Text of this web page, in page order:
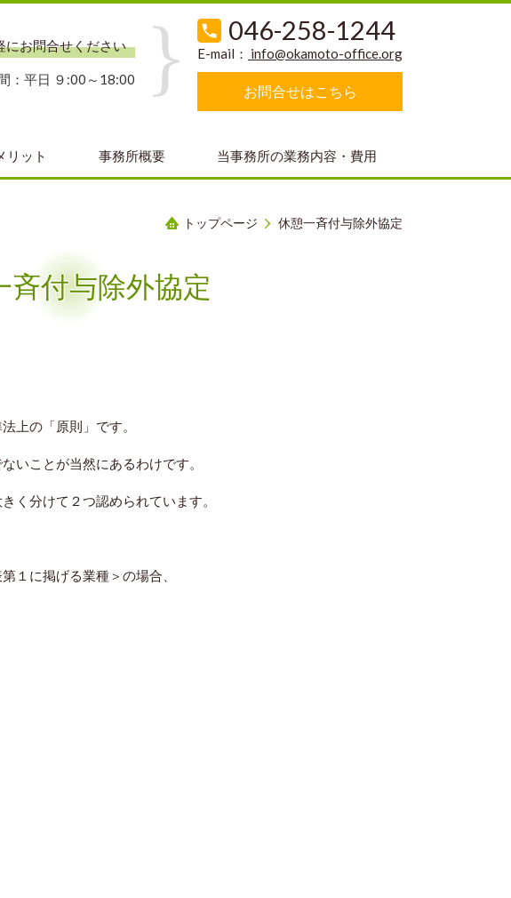
にお問合せください
：平日 ９:00～18:00
046-258-1244
E-mail： info@okamoto-office.org
お問合せはこちら
リット 事務所概要 当事務所の業務内容・費用
トップページ 休憩一斉付与除外協定
斉付与除外協定
上の「原則」です。
いことが当然にあるわけです。
く分けて２つ認められています。
１に掲げる業種＞の場合、